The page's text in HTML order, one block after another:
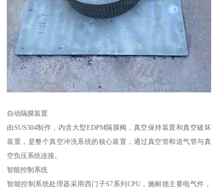
自动隔膜装置
由SUS304制作，内含大型EDPM隔膜阀，真空保持装置和真空破坏
装置，是整个真空冲洗系统的核心装置，通过真空管和送气管与真
空负压系统连接。
智能控制系统
智能控制系统处理器采用西门子S7系列CPU，施耐德主要电气件，